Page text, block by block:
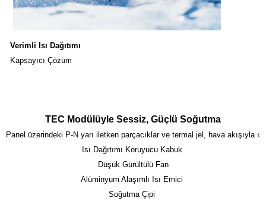
Verimli Isı Dağıtımı
Kapsayıcı Çözüm
TEC Modülüyle Sessiz, Güçlü Soğutma
Panel üzerindeki P-N yarı iletken parçacıklar ve termal jel, hava akışıyla
Isı Dağıtımı Koruyucu Kabuk
Düşük Gürültülü Fan
Alüminyum Alaşımlı Isı Emici
Soğutma Çipi